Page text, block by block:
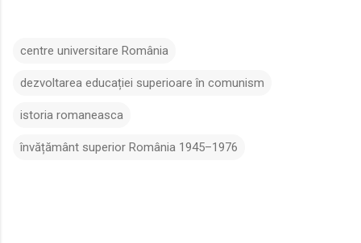
centre universitare România
dezvoltarea educației superioare în comunism
istoria romaneasca
învățământ superior România 1945–1976